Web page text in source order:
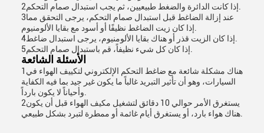
3عند إزالة الضاغط قبل استبدال صمام التحكم، يرجى التحقق مما
الأسئلة الشائعة
1هناك مشكلة شائعة مع ضاغط التحكم الإلكتروني لتكييف الهواء في
السيارات، وهو أن تأثير التبريد غالباً ما يكون غير جيد بما فيه الكفاية
2يستغرق الأمر حوالي 10 دقائق لتشغيل مكيف الهواء قبل أن يكون